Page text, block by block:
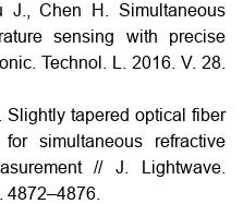
Chen H. Simultaneous
sensing with precise
Technol. L. 2016. V. 28.
tapered optical fiber
simultaneous refractive
// J. Lightwave.
4872–4876.